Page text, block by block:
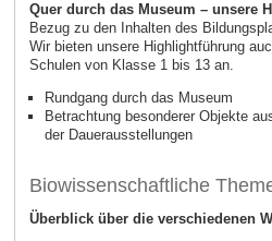
Quer durch das Museum – unsere
Bezug zu den Inhalten des
Wir bieten unsere Highlightführung
Schulen von Klasse 1 bis 13 an.
Rundgang durch das Museum
Betrachtung besonderer Objekte
der Dauerausstellungen
Biowissenschaftliche
Überblick über die verschiedenen